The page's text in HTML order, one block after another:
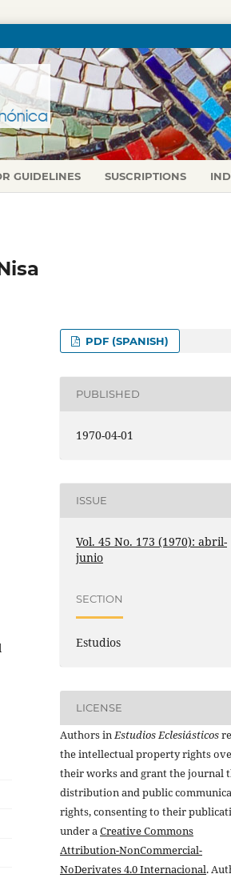
GUIDELINES SUSCRIPTIONS
PDF (SPANISH)
PUBLISHED
1970-04-01
ISSUE
Vol. 45 No. 173 (1970): abril-
junio
SECTION
Estudios
LICENSE
Authors inEstudios Eclesiásticos
the intellectual property rights
their works and grant the journal
distribution and public
rights, consenting to their
under aCreative Commons
Attribution-NonCommercial-
NoDerivates 4.0 Internacional.